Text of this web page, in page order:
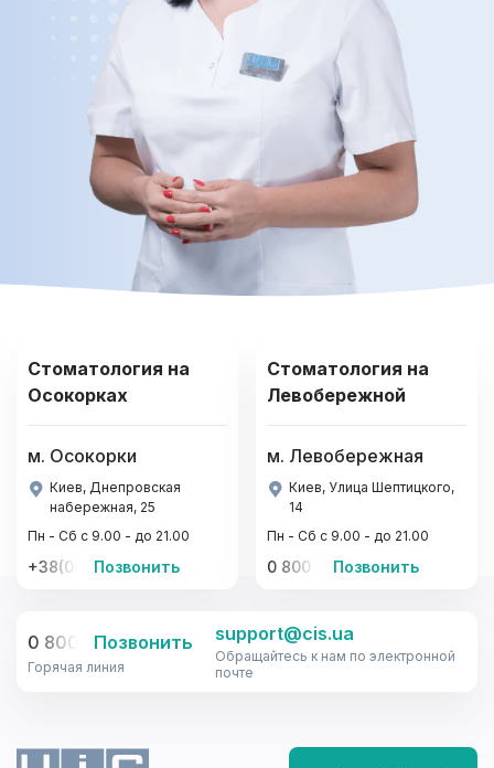
Стоматология на
Осокорках
м. Осокорки
Киев, Днепровская
набережная, 25
Пн - Сб с 9.00 - до 21.00
+38(067)-441-22-77, +38(095)-441-22-77
Позвонить
Стоматология на
Левобережной
м. Левобережная
Киев, Улица Шептицкого,
14
Пн - Сб с 9.00 - до 21.00
0 800 33-08-12
Позвонить
0 800 33-08-12
Позвонить
Горячая линия
support@cis.ua
Обращайтесь к нам по электронной
почте